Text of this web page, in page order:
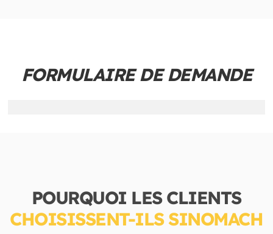
FORMULAIRE DE DEMANDE
POURQUOI LES CLIENTS
CHOISISSENT-ILS SINOMACH